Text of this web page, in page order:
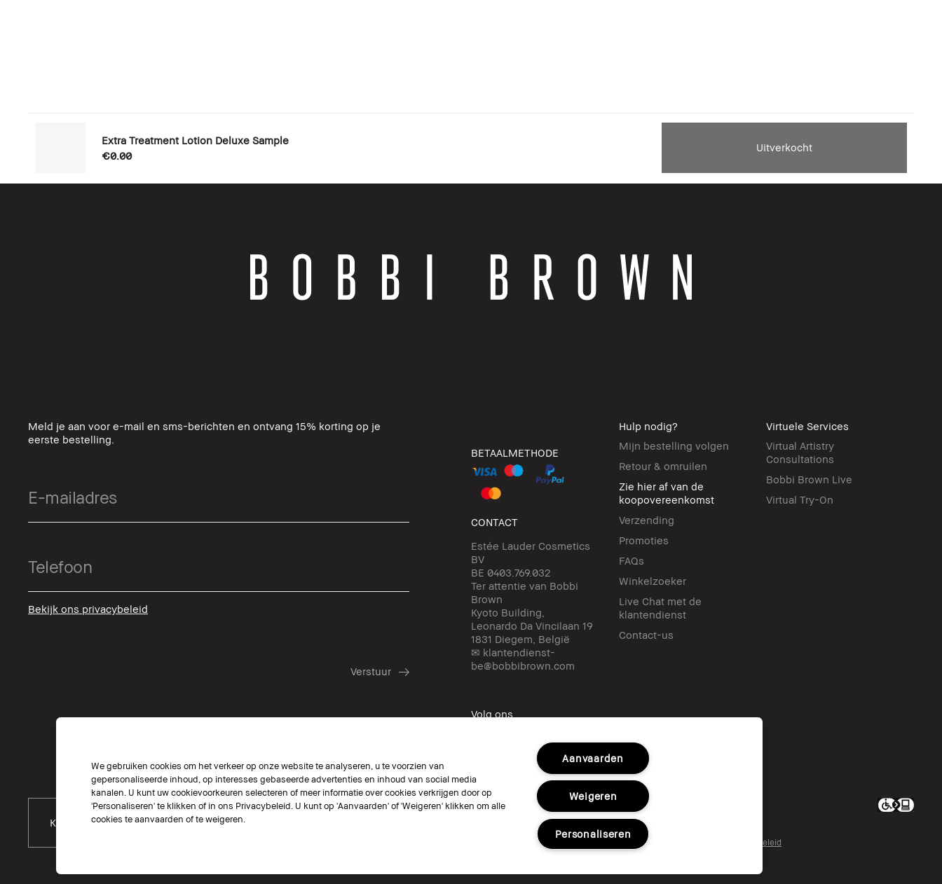
Extra Treatment Lotion Deluxe Sample
€0.00
Uitverkocht
Meld je aan voor e-mail en sms-berichten en ontvang 15% korting op je
eerste bestelling.
Bekijk ons privacybeleid
BETAALMETHODE
CONTACT
Estée Lauder Cosmetics
BV
BE 0403.769.032
Ter attentie van Bobbi
Brown
Kyoto Building,
Leonardo Da Vincilaan 19
1831 Diegem, België
✉ klantendienst-
be@bobbibrown.com
Hulp nodig?
Mijn bestelling volgen
Retour & omruilen
Zie hier af van de
koopovereenkomst
Verzending
Promoties
FAQs
Winkelzoeker
Live Chat met de
klantendienst
Contact-us
Virtuele Services
Virtual Artistry
Consultations
Bobbi Brown Live
Virtual Try-On
Volg ons
Kies Locatie
© Bobbi Brown Professional Cosmetics, Inc. All worldwide rights reserved.
Algemene voorwaarden
Mijn persoonlijke informatie niet verkopen of delen/Gerichte advertenties
Het gebruik van mijn gevoelige persoonlijke informatie beperken
Privacybeleid
We gebruiken cookies om het verkeer op onze website te analyseren, u te voorzien van
gepersonaliseerde inhoud, op interesses gebaseerde advertenties en inhoud van social media
kanalen. U kunt uw cookievoorkeuren selecteren of meer informatie over cookies verkrijgen door op
'Personaliseren' te klikken of in ons Privacybeleid. U kunt op 'Aanvaarden' of 'Weigeren' klikken om alle
cookies te aanvaarden of te weigeren.
Aanvaarden
Weigeren
Personaliseren